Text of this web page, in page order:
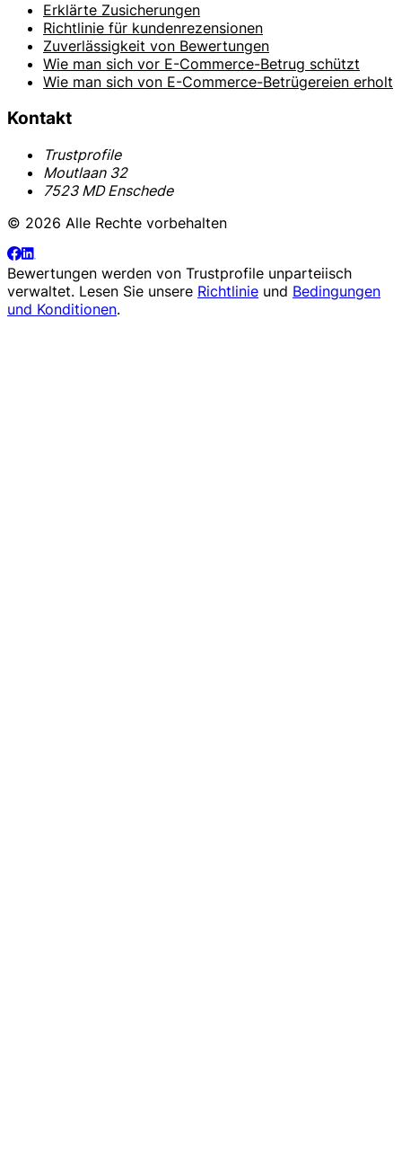
Erklärte Zusicherungen
Richtlinie für kundenrezensionen
Zuverlässigkeit von Bewertungen
Wie man sich vor E-Commerce-Betrug schützt
Wie man sich von E-Commerce-Betrügereien erholt
Kontakt
Trustprofile
Moutlaan 32
7523 MD Enschede
© 2026 Alle Rechte vorbehalten
Bewertungen werden von Trustprofile unparteiisch
verwaltet. Lesen Sie unsere Richtlinie und Bedingungen
und Konditionen.